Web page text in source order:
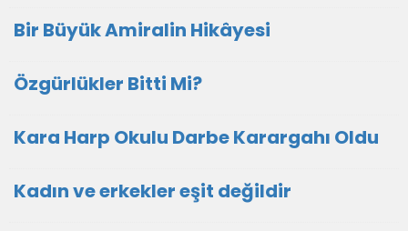
Bir Büyük Amiralin Hikâyesi
Özgürlükler Bitti Mi?
Kara Harp Okulu Darbe Karargahı Oldu
Kadın ve erkekler eşit değildir